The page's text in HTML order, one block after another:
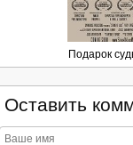
Подарок
Оставить